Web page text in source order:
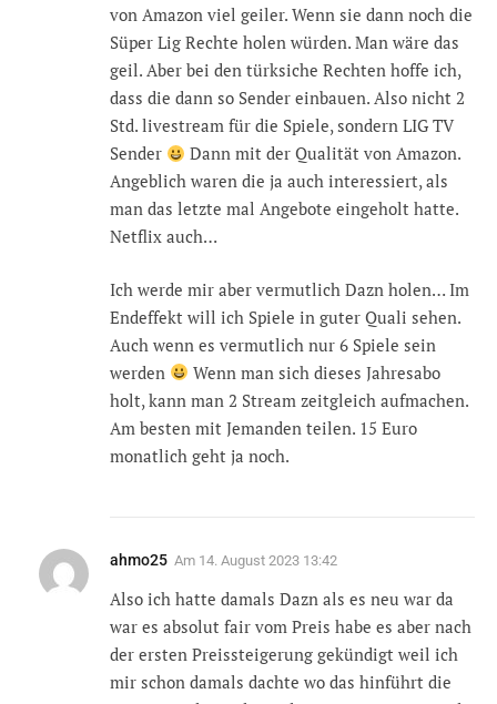
von Amazon viel geiler. Wenn sie dann noch die
Süper Lig Rechte holen würden. Man wäre das
geil. Aber bei den türksiche Rechten hoffe ich,
dass die dann so Sender einbauen. Also nicht 2
Std. livestream für die Spiele, sondern LIG TV
Sender
Dann mit der Qualität von Amazon.
Angeblich waren die ja auch interessiert, als
man das letzte mal Angebote eingeholt hatte.
Netflix auch…
Ich werde mir aber vermutlich Dazn holen… Im
Endeffekt will ich Spiele in guter Quali sehen.
Auch wenn es vermutlich nur 6 Spiele sein
werden
Wenn man sich dieses Jahresabo
holt, kann man 2 Stream zeitgleich aufmachen.
Am besten mit Jemanden teilen. 15 Euro
monatlich geht ja noch.
ahmo25 Am 14. August 2023 13:42
Also ich hatte damals Dazn als es neu war da
war es absolut fair vom Preis habe es aber nach
der ersten Preissteigerung gekündigt weil ich
mir schon damals dachte wo das hinführt die